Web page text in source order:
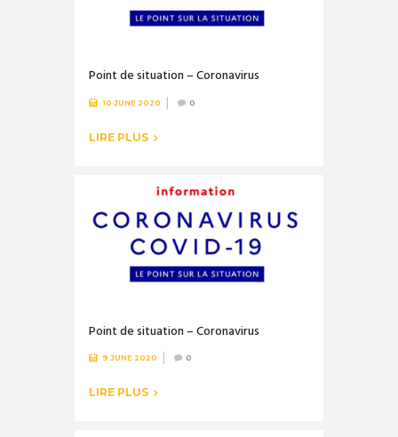
Point de situation – Coronavirus
10 JUNE 2020 0
LIRE PLUS
Point de situation – Coronavirus
9 JUNE 2020 0
LIRE PLUS